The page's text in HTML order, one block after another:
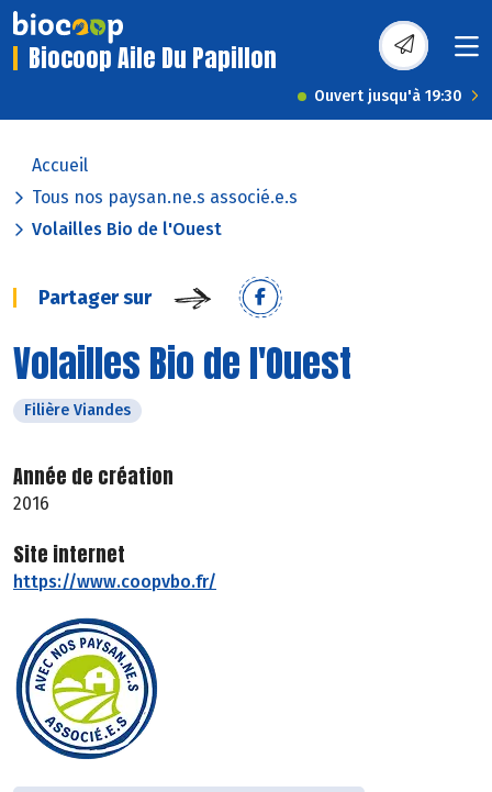
Biocoop Aile Du Papillon
Ouvert jusqu'à 19:30
Accueil
Tous nos paysan.ne.s associé.e.s
Volailles Bio de l'Ouest
Partager sur
Volailles Bio de l'Ouest
Filière Viandes
Année de création
2016
Site internet
https://www.coopvbo.fr/